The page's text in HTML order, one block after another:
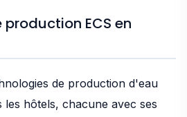
ECS en
de production d'eau
les hôtels, chacune avec ses